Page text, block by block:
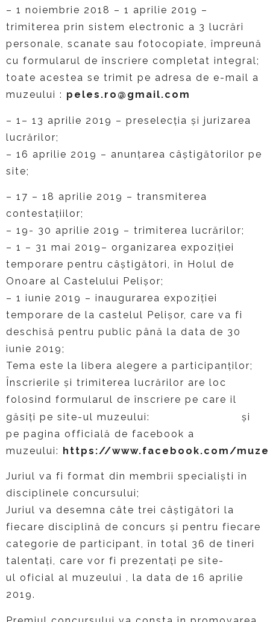
– 1 noiembrie 2018 – 1 aprilie 2019 –
trimiterea prin sistem electronic a 3 lucrări
personale, scanate sau fotocopiate, împreună
cu formularul de înscriere completat integral;
toate acestea se trimit pe adresa de e-mail a
muzeului : peles.ro@gmail.com
– 1– 13 aprilie 2019 – preselecția și jurizarea
lucrărilor;
– 16 aprilie 2019 – anunțarea câștigătorilor pe
site;
– 17 – 18 aprilie 2019 – transmiterea
contestațiilor;
– 19- 30 aprilie 2019 – trimiterea lucrărilor;
– 1 – 31 mai 2019– organizarea expoziției
temporare pentru câștigători, în Holul de
Onoare al Castelului Pelișor;
– 1 iunie 2019 – inaugurarea expoziției
temporare de la castelul Pelișor, care va fi
deschisă pentru public până la data de 30
iunie 2019;
Tema este la libera alegere a participanților;
Înscrierile și trimiterea lucrărilor are loc
folosind formularul de înscriere pe care il
găsiți pe site-ul muzeului:
și
pe pagina officială de facebook a
muzeului: https://www.facebook.com/
Juriul va fi format din membrii specialiști în
disciplinele concursului;
Juriul va desemna câte trei câștigători la
fiecare disciplină de concurs și pentru fiecare
categorie de participant, în total 36 de tineri
talentați, care vor fi prezentați pe site-
ul oficial al muzeului , la data de 16 aprilie
2019.